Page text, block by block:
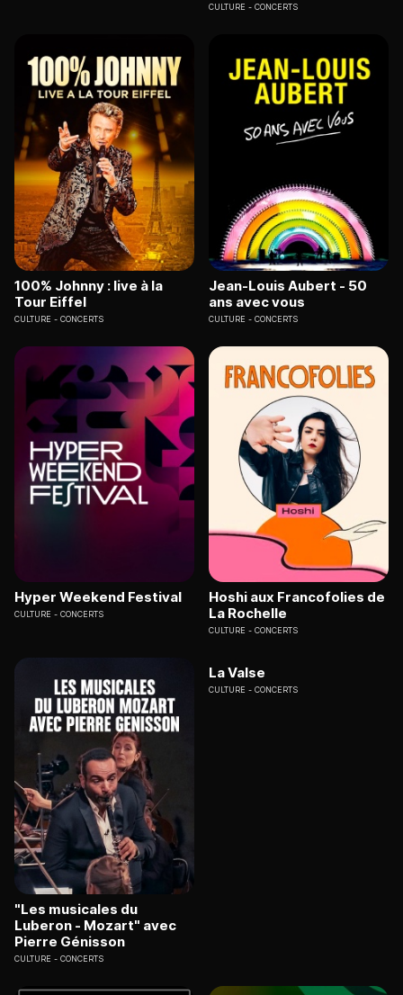
CULTURE CONCERTS
100% Johnny : live à la
Tour Eiffel
CULTURE CONCERTS
Jean-Louis Aubert - 50
ans avec vous
CULTURE CONCERTS
Hyper Weekend Festival
CULTURE CONCERTS
Hoshi aux Francofolies de
La Rochelle
CULTURE CONCERTS
"Les musicales du
Luberon - Mozart" avec
Pierre Génisson
CULTURE CONCERTS
La Valse
CULTURE CONCERTS